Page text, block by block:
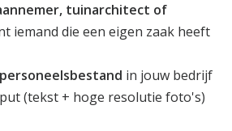
tuinarchitect of
iemand die een eigen zaak heeft
personeelsbestand in jouw bedrijf
(tekst + hoge resolutie foto's)